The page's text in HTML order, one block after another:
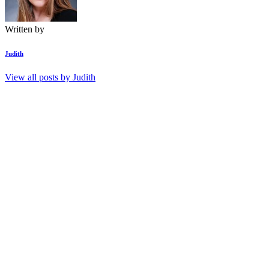
Written by
Judith
View all posts by Judith